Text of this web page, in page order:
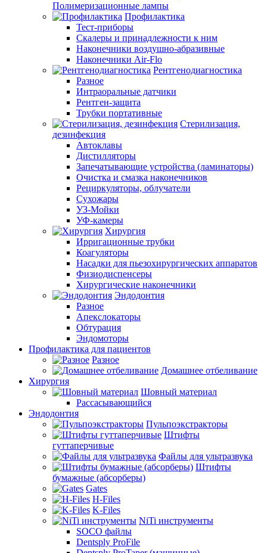
Полимеризационные лампы
Профилактика
Тест-приборы
Скалеры и принадлежности к ним
Наконечники воздушно-абразивные
Наконечники Air-Flo
Рентгенодиагностика
Разное
Интраоральные датчики
Рентген-защита
Трубки портативные
Стерилизация,
дезинфекция
Автоклавы
Дистилляторы
Запечатывающие устройства (ламинаторы)
Очистка и смазка наконечников
Рециркуляторы, облучатели
Сухожары
УЗ-Мойки
УФ-камеры
Хирургия
Ирригационные трубки
Коагуляторы
Насадки для пьезохирургических аппаратов
Физиодиспенсеры
Хирургические наконечники
Эндодонтия
Разное
Апекслокаторы
Обтурация
Эндомоторы
Профилактика для пациентов
Разное
Домашнее отбеливание
Хирургия
Шовный материал
Рассасывающийся
Эндодонтия
Пульпоэкстракторы
Штифты
гуттаперчивые
Файлы для ультразвука
Штифты
бумажные (абсорберы)
Gates
H-Files
K-Files
NiTi инструменты
SOCO файлы
Dentsply ProFile